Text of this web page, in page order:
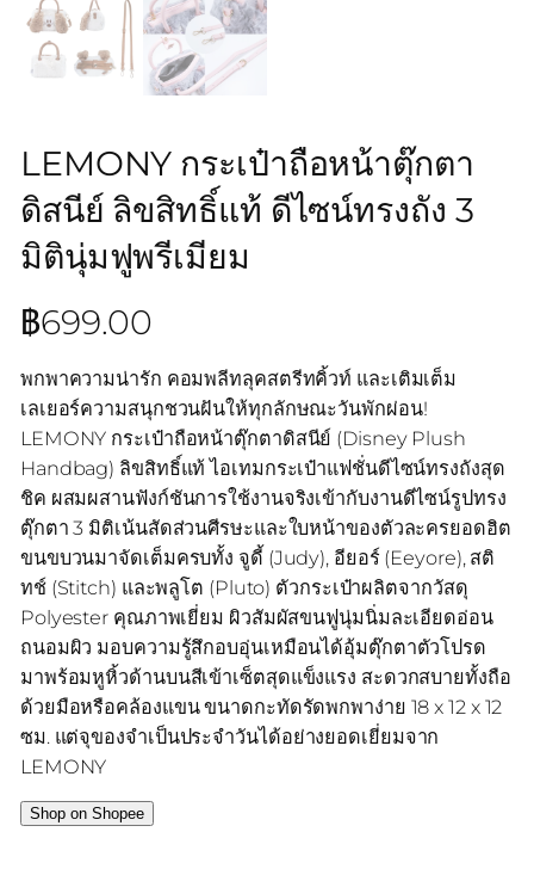
LEMONY กระเป๋าถือหน้าตุ๊กตา
ดิสนีย์ ลิขสิทธิ์แท้ ดีไซน์ทรงถัง 3
มิตินุ่มฟูพรีเมียม
฿699.00
พกพาความน่ารัก คอมพลีทลุคสตรีทคิ้วท์ และเติมเต็ม
เลเยอร์ความสนุกชวนฝันให้ทุกลักษณะวันพักผ่อน!
LEMONY กระเป๋าถือหน้าตุ๊กตาดิสนีย์ (Disney Plush
Handbag) ลิขสิทธิ์แท้ ไอเทมกระเป๋าแฟชั่นดีไซน์ทรงถังสุด
ชิค ผสมผสานฟังก์ชันการใช้งานจริงเข้ากับงานดีไซน์รูปทรง
ตุ๊กตา 3 มิติเน้นสัดส่วนศีรษะและใบหน้าของตัวละครยอดฮิต
ขนขบวนมาจัดเต็มครบทั้ง จูดี้ (Judy), อียอร์ (Eeyore), สติ
ทช์ (Stitch) และพลูโต (Pluto) ตัวกระเป๋าผลิตจากวัสดุ
Polyester คุณภาพเยี่ยม ผิวสัมผัสขนฟูนุ่มนิ่มละเอียดอ่อน
ถนอมผิว มอบความรู้สึกอบอุ่นเหมือนได้อุ้มตุ๊กตาตัวโปรด
มาพร้อมหูหิ้วด้านบนสีเข้าเซ็ตสุดแข็งแรง สะดวกสบายทั้งถือ
ด้วยมือหรือคล้องแขน ขนาดกะทัดรัดพกพาง่าย 18 x 12 x 12
ซม. แต่จุของจำเป็นประจำวันได้อย่างยอดเยี่ยมจาก
LEMONY
Shop on Shopee